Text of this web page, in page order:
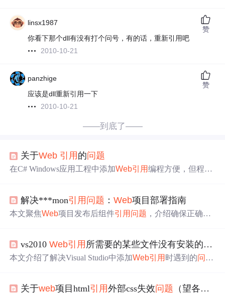
linsx1987
你看下那个dll有没有打个问号，有的话，重新引用吧
2010-10-21
赞
panzhige
应该是dll重新引用一下
2010-10-21
赞
——到底了——
关于Web 引用 的问题
在C# Windows应用工程中添加Web引用编程方便，但程序
装时或安装后修改相关信息，还询问调用WebService的方
便方式。
解决***mon引用 问题 ：Web项目部署指南
本文聚焦Web项目发布后组件引用 问题 ，介绍确保正确引
件、配置Web.config和服务器环境，还给出高级问题解决
与预防措施，提升应用稳定性。
vs2010Web引用 所需要的某些文件没有安装的问题
本文介绍了解决Visual Studio中添加Web引用 时遇到的问题
册msxml3.dll解决了该问题。
关于web项目html引用外部css失效问题 （望各位大佬帮忙解决！！！）